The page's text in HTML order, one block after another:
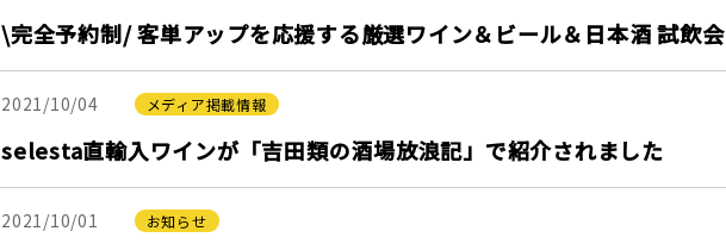
\完全予約制/ 客単アップを応援する厳選ワイン＆ビール＆日本酒 試飲会
2021/10/04 メディア掲載情報
selesta直輸入ワインが「吉田類の酒場放浪記」で紹介されました
2021/10/01 お知らせ